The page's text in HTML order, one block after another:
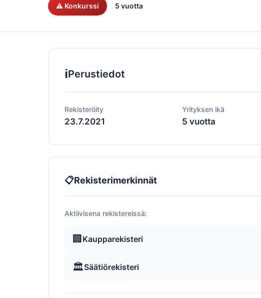
⚠️ Konkurssi 5 vuotta
ℹ️Perustiedot
Rekisteröity
23.7.2021
Yrityksen ikä
5 vuotta
📋Rekisterimerkinnät
Aktiivisena rekistereissä:
🏢 Kaupparekisteri
🏛️Säätiörekisteri